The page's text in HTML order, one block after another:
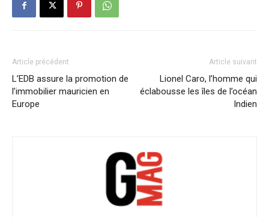
Article précédent
L’EDB assure la promotion de
l’immobilier mauricien en
Europe
Article suivant
Lionel Caro, l’homme qui
éclabousse les îles de l’océan
Indien